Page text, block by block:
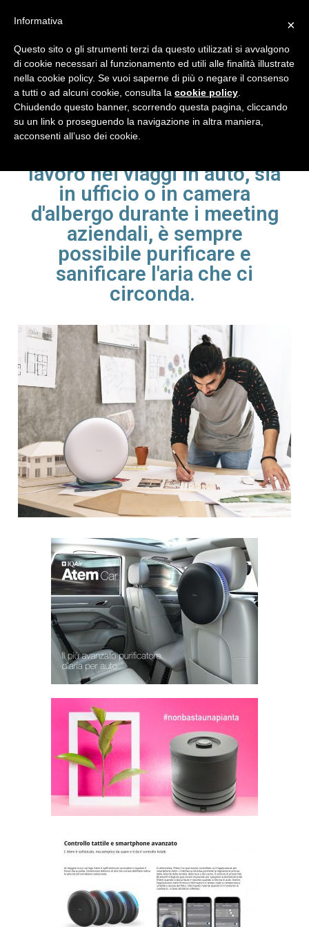
Piccoli ma potenti
dispositivi portatili per la
tua vita attiva, adatti in
lavoro nei viaggi in auto, sia
in ufficio o in camera
d'albergo durante i meeting
aziendali, è sempre
possibile purificare e
sanificare l'aria che ci
circonda.
×
Informativa
Questo sito o gli strumenti terzi da questo utilizzati si avvalgono
di cookie necessari al funzionamento ed utili alle finalità illustrate
nella cookie policy. Se vuoi saperne di più o negare il consenso
a tutti o ad alcuni cookie, consulta la cookie policy
Chiudendo questo banner, scorrendo questa pagina, cliccando
su un link o proseguendo la navigazione in altra maniera,
acconsenti all’uso dei cookie.